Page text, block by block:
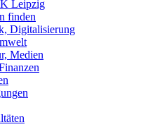
Leipzig
finden
Digitalisierung
Medien